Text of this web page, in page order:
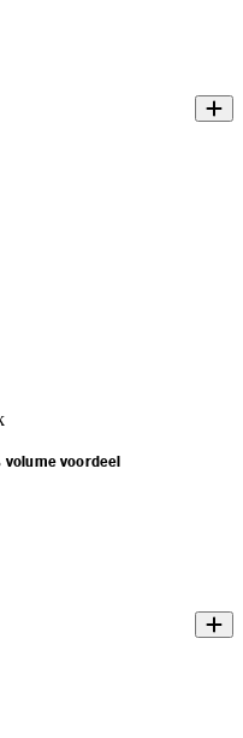
volume voordeel